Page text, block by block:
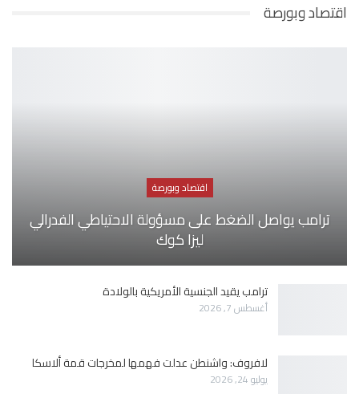
اقتصاد وبورصة
اقتصاد وبورصة
ترامب يواصل الضغط على مسؤولة الاحتياطي الفدرالي
ليزا كوك
ترامب يقيد الجنسية الأمريكية بالولادة
أغسطس 7, 2026
لافروف: واشنطن عدلت فهمها لمخرجات قمة ألاسكا
يوليو 24, 2026